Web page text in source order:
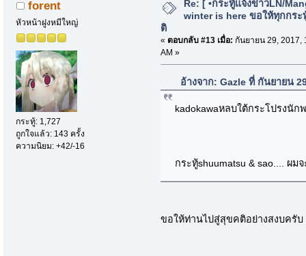
forent
หัวหน้าฝูงหมีใหญ่
กระทู้: 1,727
ถูกใจแล้ว: 143 ครั้ง
ความนิยม: +42/-16
Re: [ •กระทู้แจ้งข่าวLN/
winter is here ขอให้ทุกกระ
ติ
« ตอบกลับ #13 เมื่อ: กันยายน 29, 2017,
AM »
อ้างจาก: Gazle ที่ กันยายน
kadokawaหลบใต้กระโปรงนัก
กระทู้shuumatsu & sao.... ผม
ขอให้ท่านไปสู่สุขคติอย่างสงบครับ